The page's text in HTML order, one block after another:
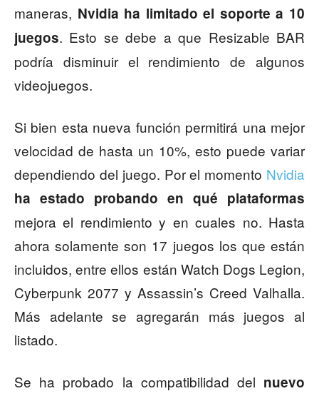
maneras, Nvidia ha limitado el soporte a 10
juegos. Esto se debe a que Resizable BAR
podría disminuir el rendimiento de algunos
videojuegos.
Si bien esta nueva función permitirá una mejor
velocidad de hasta un 10%, esto puede variar
dependiendo del juego. Por el momento Nvidia
ha estado probando en qué plataformas
mejora el rendimiento y en cuales no. Hasta
ahora solamente son 17 juegos los que están
incluidos, entre ellos están Watch Dogs Legion,
Cyberpunk 2077 y Assassin’s Creed Valhalla.
Más adelante se agregarán más juegos al
listado.
Se ha probado la compatibilidad del nuevo